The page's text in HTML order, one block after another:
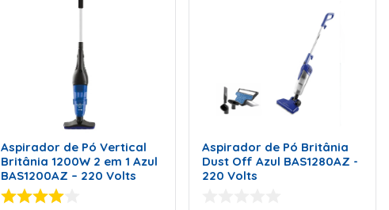
ADICIONAR AO
CARRINHO
Aspirador de Pó Vertical
Britânia 1200W 2 em 1 Azul
BAS1200AZ – 220 Volts
ADICIONAR AO
Aspirador de Pó Britânia
Dust Off Azul BAS1280AZ -
220 Volts